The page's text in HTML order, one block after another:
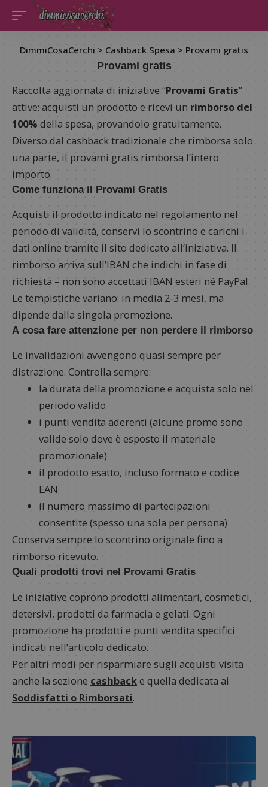
DimmiCosaCerchi > Cashback Spesa > Provami gratis
Provami gratis
Raccolta aggiornata di iniziative “Provami Gratis”
attive: acquisti un prodotto e ricevi un rimborso del
100% della spesa, provandolo gratuitamente.
Diverso dal cashback tradizionale che rimborsa solo
una parte, il provami gratis rimborsa l’intero
importo.
Come funziona il Provami Gratis
Acquisti il prodotto indicato nel regolamento nel
periodo di validità, conservi lo scontrino e carichi i
dati online tramite il sito dedicato all’iniziativa. Il
rimborso arriva sull’IBAN che indichi in fase di
richiesta – non sono accettati IBAN esteri né PayPal.
Le tempistiche variano: in media 2-3 mesi, ma
dipende dalla singola promozione.
A cosa fare attenzione per non perdere il rimborso
Le invalidazioni avvengono quasi sempre per
distrazione. Controlla sempre:
la durata della promozione e acquista solo nel
periodo valido
i punti vendita aderenti (alcune promo sono
valide solo dove è esposto il materiale
promozionale)
il prodotto esatto, incluso formato e codice
EAN
il numero massimo di partecipazioni
consentite (spesso una sola per persona)
Conserva sempre lo scontrino originale fino a
rimborso ricevuto.
Quali prodotti trovi nel Provami Gratis
Le iniziative coprono prodotti alimentari, cosmetici,
detersivi, prodotti da farmacia e gelati. Ogni
promozione ha prodotti e punti vendita specifici
indicati nell’articolo dedicato.
Per altri modi per risparmiare sugli acquisti visita
anche la sezione cashbacke quella dedicata ai
Soddisfatti o Rimborsati.